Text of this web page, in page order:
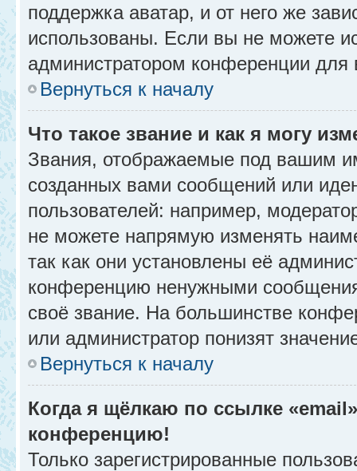
поддержка аватар, и от него же
использованы. Если вы не можете
администратором конференции для
Вернуться к началу
Что такое звание и как я могу
Звания, отображаемые под вашим
созданных вами сообщений или
пользователей: например,
не можете напрямую изменять
так как они установлены её
конференцию ненужными
своё звание. На большинстве
или администратор понизят
Вернуться к началу
Когда я щёлкаю по ссылке
конференцию!
Только зарегистрированные